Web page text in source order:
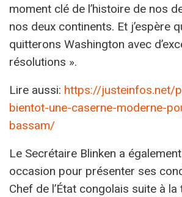
moment clé de l’histoire de nos
nos deux continents. Et j’espère
quitterons Washington avec
résolutions ».
Lire aussi: https://justeinfos.net/
bientot-une-caserne-moderne-
bassam/
Le Secrétaire Blinken a
occasion pour présenter ses
Chef de l’État congolais suite à